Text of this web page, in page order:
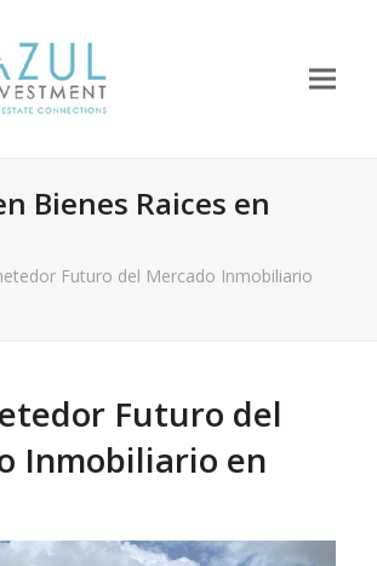
Bienes Raices en
Futuro del Mercado Inmobiliario
Futuro del
Inmobiliario en